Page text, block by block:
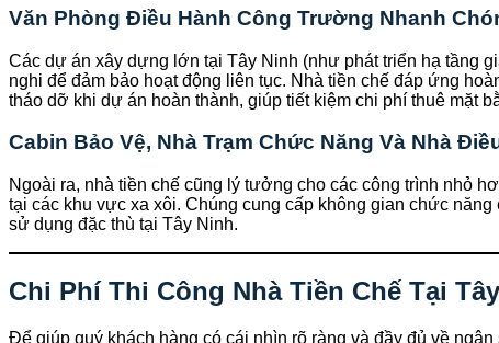
Văn Phòng Điều Hành Công Trường Nhanh
Các dự án xây dựng lớn tại Tây Ninh (như phát triển hạ tầng
nghi để đảm bảo hoạt động liên tục. Nhà tiền chế đáp ứng
tháo dỡ khi dự án hoàn thành, giúp tiết kiệm chi phí thuê mặt
Cabin Bảo Vệ, Nhà Trạm Chức Năng Và Nhà
Ngoài ra, nhà tiền chế cũng lý tưởng cho các công trình nhỏ
tại các khu vực xa xôi. Chúng cung cấp không gian chức
sử dụng đặc thù tại Tây Ninh.
Chi Phí Thi Công Nhà Tiền Chế Tại
Để giúp quý khách hàng có cái nhìn rõ ràng và đầy đủ về